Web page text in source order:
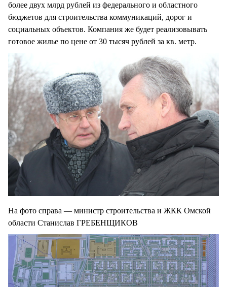
более двух млрд рублей из федерального и областного
бюджетов для строительства коммуникаций, дорог и
социальных объектов. Компания же будет реализовывать
готовое жилье по цене от 30 тысяч рублей за кв. метр.
На фото справа — министр строительства и ЖКК Омской
области Станислав ГРЕБЕНЩИКОВ